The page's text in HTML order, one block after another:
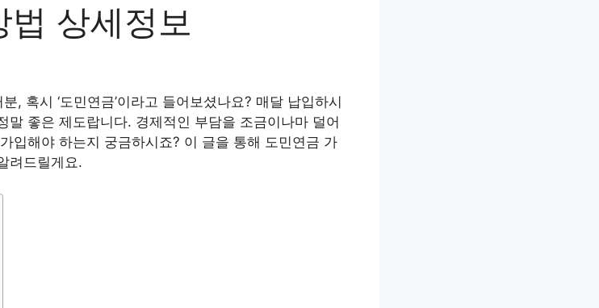
법 상세정보
, 혹시 ‘도민연금’이라고 들어보셨나요? 매달 납입하시
말 좋은 제도랍니다. 경제적인 부담을 조금이나마 덜어
입해야 하는지 궁금하시죠? 이 글을 통해 도민연금 가
려드릴게요.